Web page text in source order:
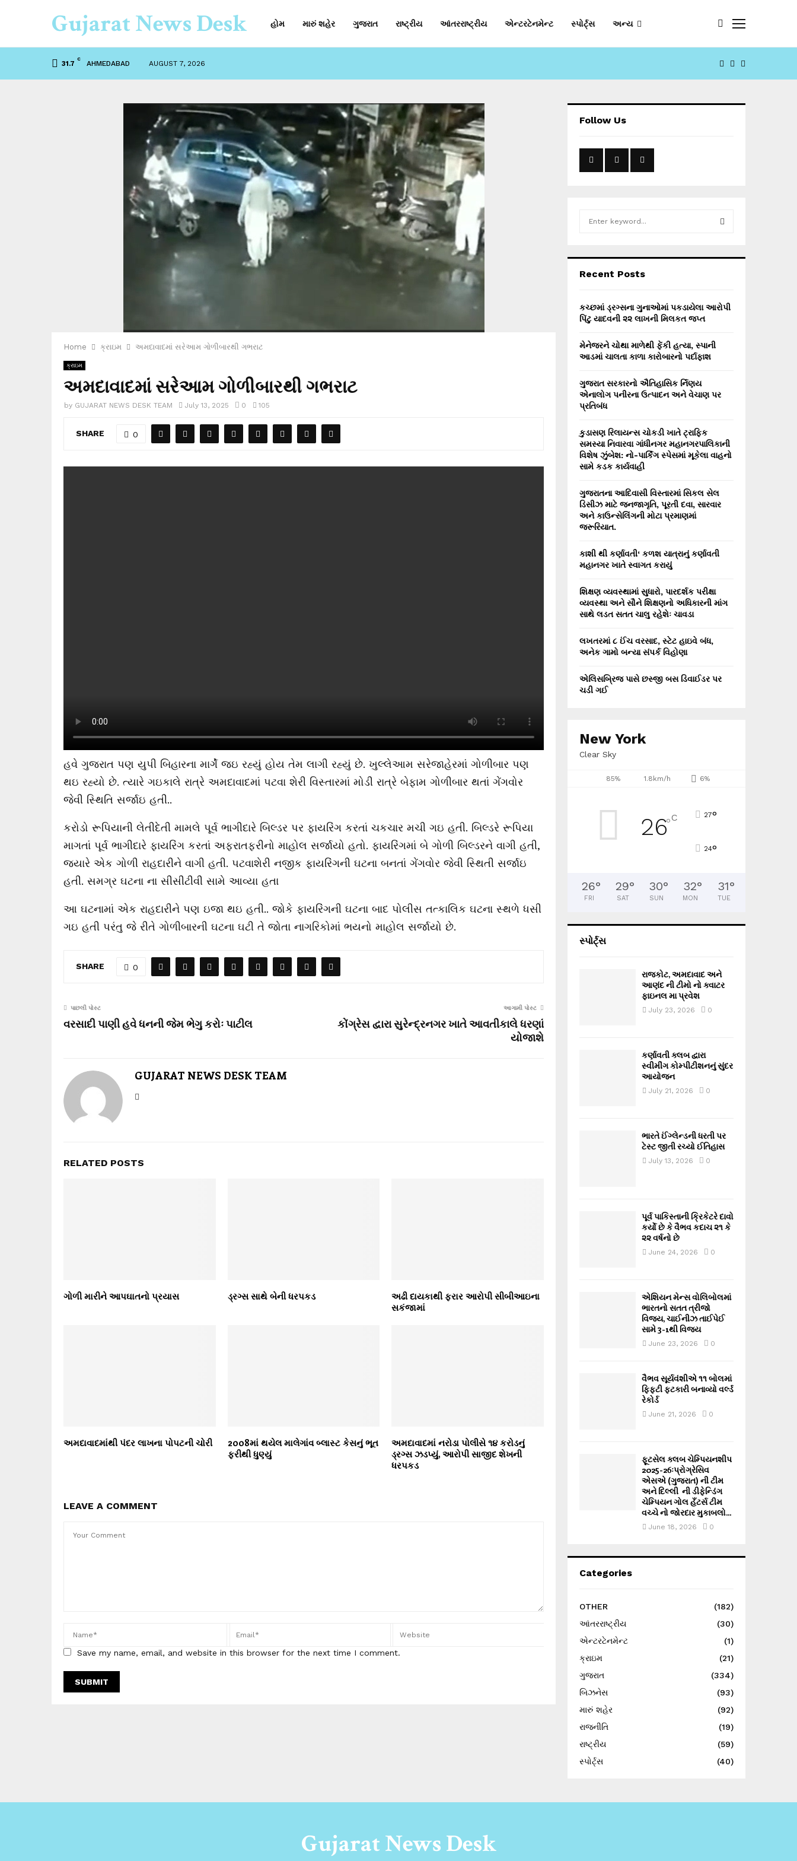
Gujarat News Desk હોમ મારું શહેર ગુજરાત રાષ્ટ્રીય આંતરરાષ્ટ્રીય એન્ટરટેનમેન્ટ સ્પોર્ટ્સ અન્ય
31.7
C
AHMEDABAD AUGUST 7, 2026 FACEBOOK
YOUTUBE
Home ક્રાઇમ અમદાવાદમાં સરેઆમ ગોળીબારથી ગભરાટ
ક્રાઇમ
અમદાવાદમાં સરેઆમ ગોળીબારથી ગભરાટ
by GUJARAT NEWS DESK TEAM July 13, 2025 0 105
SHARE 0
હવે ગુજરાત પણ યુપી બિહારના માર્ગે જઇ રહ્યું હોય તેમ લાગી રહ્યું છે. ખુલ્લેઆમ સરેજાહેરમાં ગોળીબાર પણ
થઇ રહ્યો છે. ત્યારે ગઇકાલે રાત્રે અમદાવાદમાં પટવા શેરી વિસ્તારમાં મોડી રાત્રે બેફામ ગોળીબાર થતાં ગેંગવોર
જેવી સ્થિતિ સર્જાઇ હતી..
કરોડો રૂપિયાની લેતીદેતી મામલે પૂર્વ ભાગીદારે બિલ્ડર પર ફાયરિંગ કરતાં ચકચાર મચી ગઇ હતી. બિલ્ડરે રૂપિયા
માગતાં પૂર્વ ભાગીદારે ફાયરિંગ કરતાં અફરાતફરીનો માહોલ સર્જાયો હતો. ફાયરિંગમાં બે ગોળી બિલ્ડરને વાગી હતી,
જ્યારે એક ગોળી રાહદારીને વાગી હતી. પટવાશેરી નજીક ફાયરિંગની ઘટના બનતાં ગેંગવોર જેવી સ્થિતી સર્જાઇ
હતી. સમગ્ર ઘટના ના સીસીટીવી સામે આવ્યા હતા
આ ઘટનામાં એક રાહદારીને પણ ઇજા થઇ હતી.. જોકે ફાયરિંગની ઘટના બાદ પોલીસ તત્કાલિક ઘટના સ્થળે ધસી
ગઇ હતી પરંતુ જે રીતે ગોળીબારની ઘટના ઘટી તે જોતા નાગરિકોમાં ભયનો માહોલ સર્જાયો છે.
SHARE 0
પાછલી પોસ્ટ
વરસાદી પાણી હવે ધનની જેમ ભેગુ કરોઃ પાટીલ
આગામી પોસ્ટ
કોંગ્રેસ દ્વારા સુરેન્દ્રનગર ખાતે આવતીકાલે ધરણાં
યોજાશે
GUJARAT NEWS DESK TEAM
RELATED POSTS
ગોળી મારીને આપઘાતનો પ્રયાસ ડ્રગ્સ સાથે બેની ધરપકડ
અઢી દાયકાથી ફરાર આરોપી સીબીઆઇના
સકંજામાં
અમદાવાદમાંથી પંદર લાખના પોપટની ચોરી
2008માં થયેલ માલેગાંવ બ્લાસ્ટ કેસનું ભૂત
ફરીથી ધુણ્યું
અમદાવાદમાં નરોડા પોલીસે ૧૪ કરોડનું
ડ્રગ્સ ઝડપ્યું, આરોપી સાજીદ શેખની
ધરપકડ
LEAVE A COMMENT
Save my name, email, and website in this browser for the next time I comment.
Follow Us
h
o
r
Recent Posts
કચ્છમાં ડ્રગ્સના ગુનાઓમાં પકડાયેલા આરોપી
પિંટુ યાદવની ૨૨ લાખની મિલકત જપ્ત
મેનેજરને ચોથા માળેથી ફેંકી હત્યા, સ્પાની
આડમાં ચાલતા કાળા કારોબારનો પર્દાફાશ
ગુજરાત સરકારનો ઐતિહાસિક ર્નિણય
એનાલોગ પનીરના ઉત્પાદન અને વેચાણ પર
પ્રતિબંધ
કુડાસણ રિલાયન્સ ચોકડી ખાતે ટ્રાફિક
સમસ્યા નિવારવા ગાંધીનગર મહાનગરપાલિકાની
વિશેષ ઝુંબેશ: નો-પાર્કિંગ સ્પેસમાં મૂકેલા વાહનો
સામે કડક કાર્યવાહી
ગુજરાતના આદિવાસી વિસ્તારમાં સિકલ સેલ
ડિસીઝ માટે જનજાગૃતિ, પૂરતી દવા, સારવાર
અને કાઉન્સેલિંગની મોટા પ્રમાણમાં
જરૂરિયાત.
કાશી થી કર્ણાવતી‘ કળશ યાત્રાનું કર્ણાવતી
મહાનગર ખાતે સ્વાગત કરાયું
શિક્ષણ વ્યવસ્થામાં સુધારો, પારદર્શક પરીક્ષા
વ્યવસ્થા અને સૌને શિક્ષણનો અધિકારની માંગ
સાથે લડત સતત ચાલુ રહેશેઃ ચાવડા
લખતરમાં ૮ ઈંચ વરસાદ, સ્ટેટ હાઇવે બંધ,
અનેક ગામો બન્યા સંપર્ક વિહોણા
એલિસબ્રિજ પાસે છસ્જી બસ ડિવાઈડર પર
ચડી ગઈ
New York
Clear Sky
85% 1.8km/h 6%
26°C 27°
24°
26°
FRI
29°
SAT
30°
SUN
32°
MON
31°
TUE
સ્પોર્ટ્સ
રાજકોટ, અમદાવાદ અને
આણંદ ની ટીમો નો ક્વાટર
ફાઇનલ મા પ્રવેશ
July 23, 2026 0
કર્ણાવતી ક્લબ દ્વારા
સ્વીમીંગ કોમ્પીટીશનનું સુંદર
આયોજન
July 21, 2026 0
ભારતે ઈંગ્લેન્ડની ધરતી પર
ટેસ્ટ જીતી રચ્યો ઈતિહાસ
July 13, 2026 0
પૂર્વ પાકિસ્તાની ક્રિકેટરે દાવો
કર્યો છે કે વૈભવ કદાચ ૨૧ કે
૨૨ વર્ષનો છે
June 24, 2026 0
એશિયન મેન્સ વોલિબોલમાં
ભારતનો સતત ત્રીજો
વિજય, ચાઈનીઝ તાઈપેઈ
સામે 3-1થી વિજય
June 23, 2026 0
વૈભવ સૂર્યવંશીએ ૧૧ બોલમાં
ફિફ્ટી ફટકારી બનાવ્યો વર્લ્ડ
રેકોર્ડ
June 21, 2026 0
ફૂટસેલ ક્લબ ચેમ્પિયનશીપ
2025-26ઃપ્રોગ્રેસિવ
એસએ (ગુજરાત) ની ટીમ
અને દિલ્લી ની ડીફેન્ડિંગ
ચેમ્પિયન ગોલ હઁટર્સ ટીમ
વચ્ચે નો જોરદાર મુકાબલો...
June 18, 2026 0
Categories
OTHER
(182)
આંતરરાષ્ટ્રીય
(30)
એન્ટરટેનમેન્ટ
(1)
ક્રાઇમ
(21)
ગુજરાત
(334)
બિઝનેસ
(93)
મારું શહેર
(92)
રાજનીતિ
(19)
રાષ્ટ્રીય
(59)
સ્પોર્ટ્સ
(40)
Gujarat News Desk